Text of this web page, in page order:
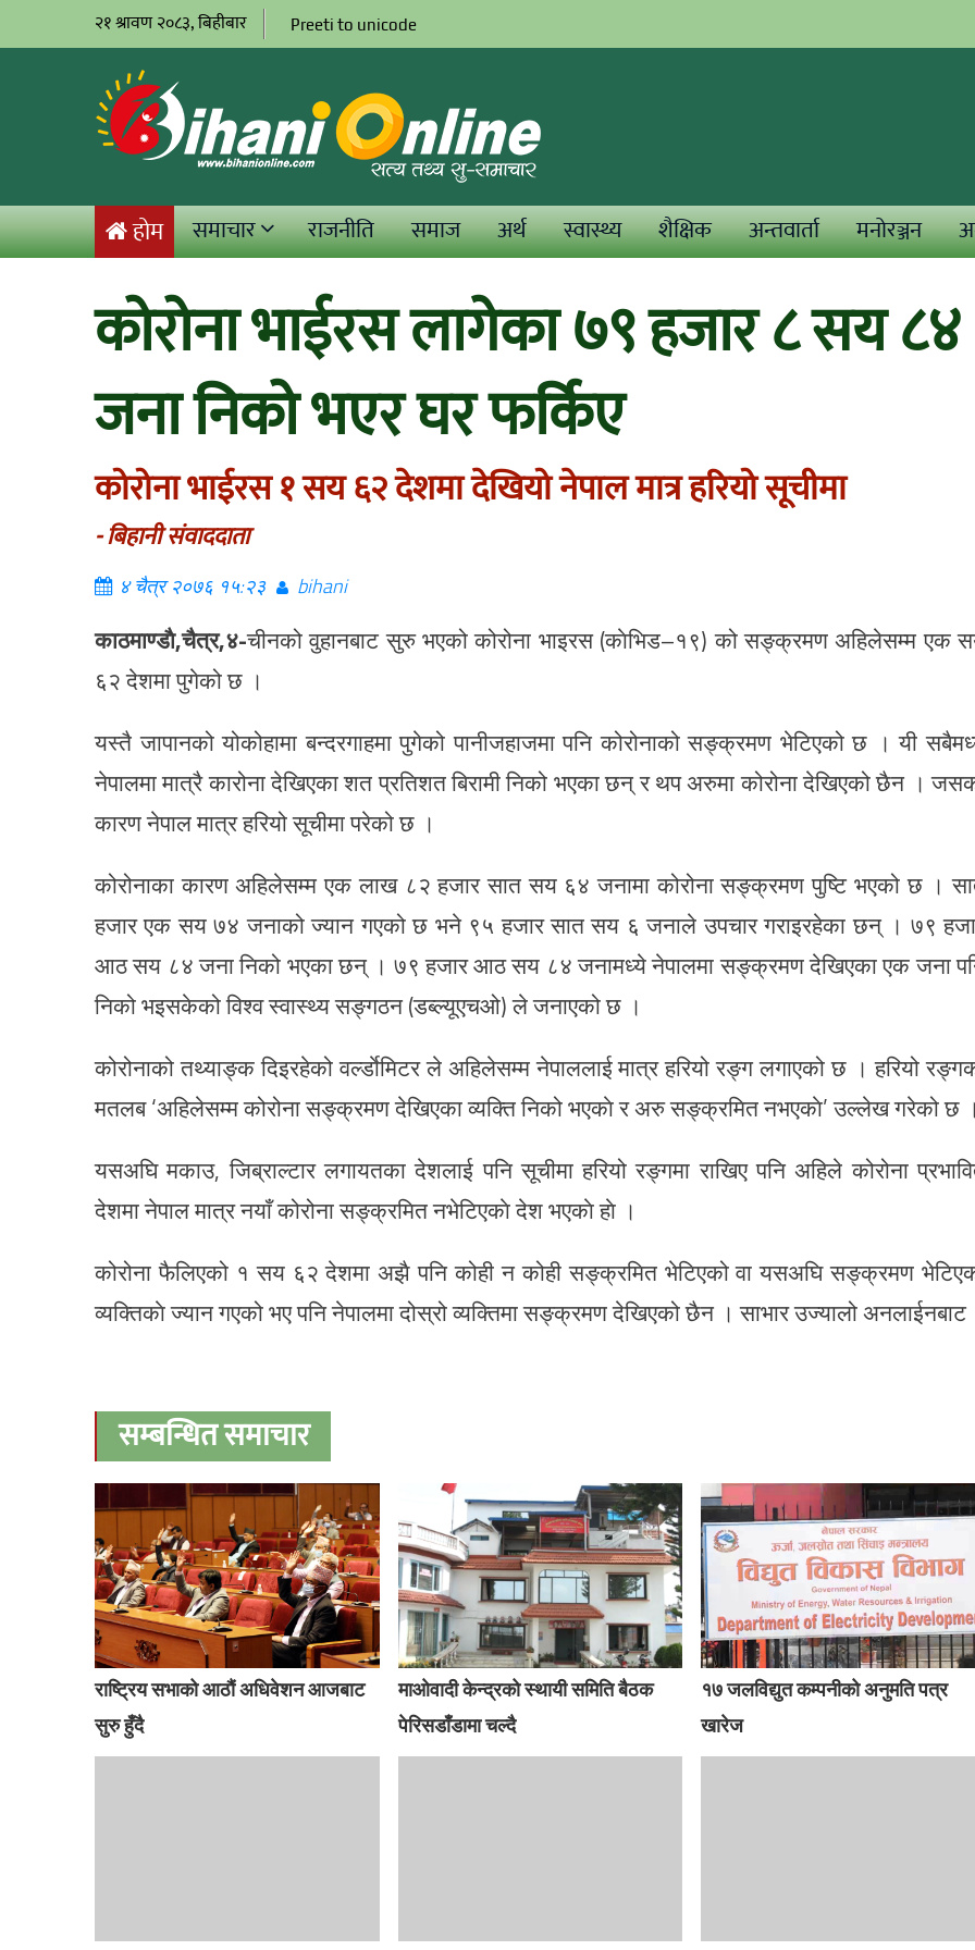
२१ श्रावण २०८३, बिहीबार Preeti to unicode
होम समाचार राजनीति समाज अर्थ स्वास्थ्य शैक्षिक अन्तवार्ता मनोरञ्जन
कोरोना भाईरस लागेका ७९ हजार ८ सय ८४
जना निको भएर घर फर्किए
कोरोना भाईरस १ सय ६२ देशमा देखियो नेपाल मात्र हरियो सूचीमा
- बिहानी संवाददाता
४ चैत्र २०७६ १५:२३ bihani
काठमाण्डाै,चैत्र,४-चीनको वुहानबाट सुरु भएको कोरोना भाइरस (काेभिड–१९) को सङ्क्रमण अहिलेसम्म एक
६२ देशमा पुगेको छ ।
यस्तै जापानको योकोहामा बन्दरगाहमा पुगेको पानीजहाजमा पनि कोरोनाको सङ्क्रमण भेटिएको छ । यी
नेपालमा मात्रै कारोना देखिएका शत प्रतिशत बिरामी निको भएका छन् र थप अरुमा कोरोना देखिएको छैन ।
कारण नेपाल मात्र हरियो सूचीमा परेको छ ।
कोरोनाका कारण अहिलेसम्म एक लाख ८२ हजार सात सय ६४ जनामा कोरोना सङ्क्रमण पुष्टि भएको छ ।
हजार एक सय ७४ जनाको ज्यान गएको छ भने ९५ हजार सात सय ६ जनाले उपचार गराइरहेका छन् । ७९
आठ सय ८४ जना निको भएका छन् । ७९ हजार आठ सय ८४ जनामध्ये नेपालमा सङ्क्रमण देखिएका एक जना
निको भइसकेको विश्व स्वास्थ्य सङ्गठन (डब्ल्यूएचओ) ले जनाएको छ ।
कोरोनाको तथ्याङ्क दिइरहेको वर्ल्डाेमिटर ले अहिलेसम्म नेपाललाई मात्र हरियो रङ्ग लगाएको छ । हरियो
मतलब ‘अहिलेसम्म कोरोना सङ्क्रमण देखिएका व्यक्ति निको भएकाे र अरु सङ्क्रमित नभएकाे’ उल्लेख गरेको छ ।
यसअघि मकाउ, जिब्राल्टार लगायतका देशलाई पनि सूचीमा हरियो रङ्गमा राखिए पनि अहिले कोरोना
देशमा नेपाल मात्र नयाँ कोरोना सङ्क्रमित नभेटिएकाे देश भएकाे हाे ।
कोरोना फैलिएको १ सय ६२ देशमा अझै पनि कोही न कोही सङ्क्रमित भेटिएको वा यसअघि सङ्क्रमण
व्यक्तिकाे ज्यान गएको भए पनि नेपालमा दोस्रो व्यक्तिमा सङ्क्रमण देखिएको छैन । साभार उज्यालो अनलाईनबाट
सम्बन्धित समाचार
राष्ट्रिय सभाको आठौं अधिवेशन आजबाट
सुरु हुँदै
माओवादी केन्द्रको स्थायी समिति बैठक
पेरिसडाँडामा चल्दै
१७ जलविद्युत कम्पनीको अनुमति पत्र
खारेज